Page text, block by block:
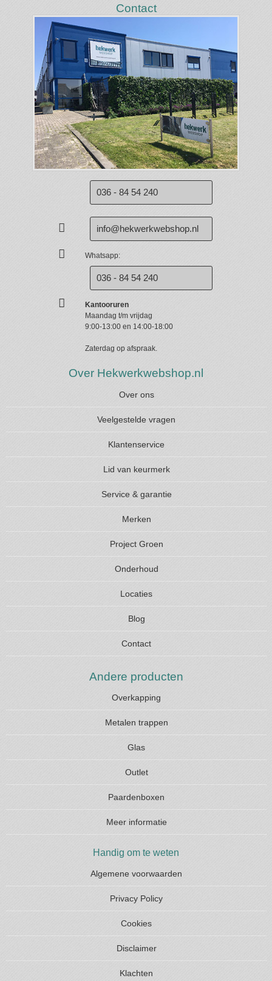
Contact
036 - 84 54 240
info@hekwerkwebshop.nl
Whatsapp:
036 - 84 54 240
Kantooruren
Maandag t/m vrijdag
9:00-13:00 en 14:00-18:00
Zaterdag op afspraak.
Over Hekwerkwebshop.nl
Over ons
Veelgestelde vragen
Klantenservice
Lid van keurmerk
Service & garantie
Merken
Project Groen
Onderhoud
Locaties
Blog
Contact
Andere producten
Overkapping
Metalen trappen
Glas
Outlet
Paardenboxen
Meer informatie
Handig om te weten
Algemene voorwaarden
Privacy Policy
Cookies
Disclaimer
Klachten